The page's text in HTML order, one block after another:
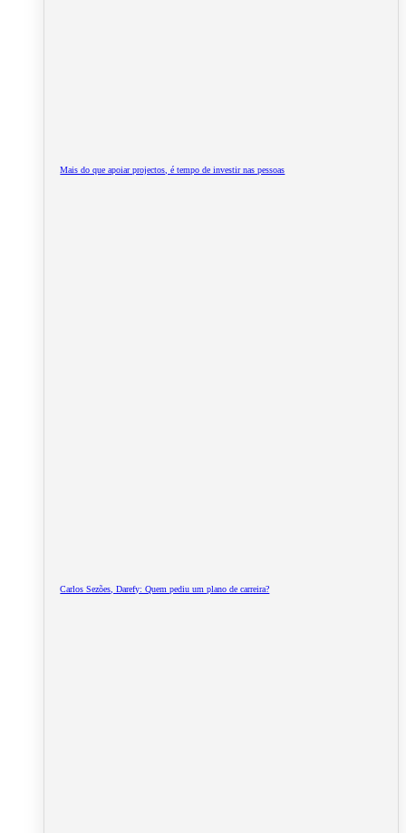
Mais do que apoiar projectos, é tempo de investir nas pessoas
Carlos Sezões, Darefy: Quem pediu um plano de carreira?